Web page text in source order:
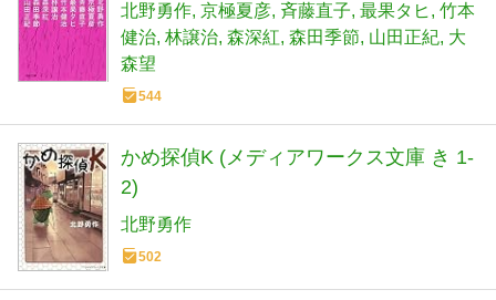
北野勇作 京極夏彦 斉藤直子 最果タヒ
竹本
健治 林譲治 森深紅 森田季節 山田正紀 大
森望
544
かめ探偵K (メディアワークス文庫 き 1-
2)
北野勇作
502